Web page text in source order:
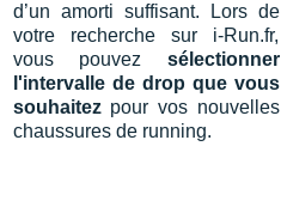
d’un amorti suffisant. Lors de
votre recherche sur i-Run.fr,
vous pouvez sélectionner
l'intervalle de drop que vous
souhaitezpour vos nouvelles
chaussures de running.